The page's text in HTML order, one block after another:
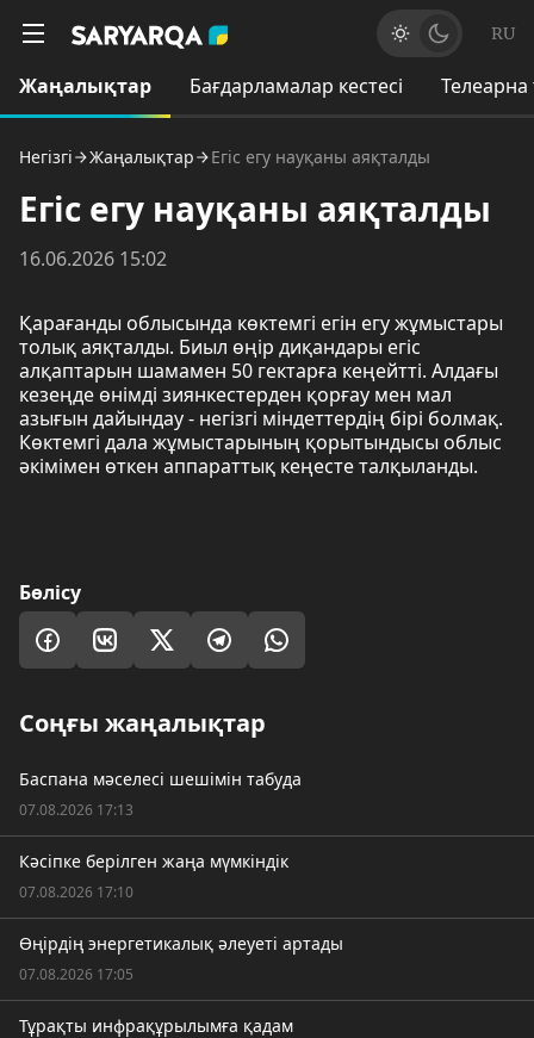
RU
Жаңалықтар Бағдарламалар кестесі
Негізгі Жаңалықтар Егіс егу науқаны аяқталды
Егіс егу науқаны аяқталды
16.06.2026 15:02
Қарағанды облысында көктемгі егін егу жұмыстары
толық аяқталды. Биыл өңір диқандары егіс
алқаптарын шамамен 50 гектарға кеңейтті. Алдағы
кезеңде өнімді зиянкестерден қорғау мен мал
азығын дайындау - негізгі міндеттердің бірі болмақ.
Көктемгі дала жұмыстарының қорытындысы облыс
әкімімен өткен аппараттық кеңесте талқыланды.
Бөлісу
Соңғы жаңалықтар
Баспана мәселесі шешімін табуда
07.08.2026 17:13
Кәсіпке берілген жаңа мүмкіндік
07.08.2026 17:10
Өңірдің энергетикалық әлеуеті артады
07.08.2026 17:05
Тұрақты инфрақұрылымға қадам